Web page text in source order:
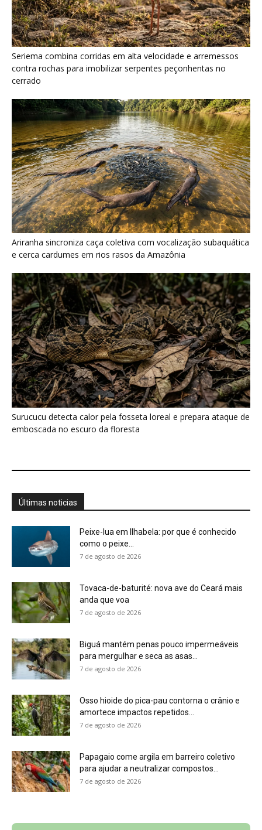
Ariranha sincroniza caça coletiva com vocalização subaquática
e cerca cardumes em rios rasos da Amazônia
Surucucu detecta calor pela fosseta loreal e prepara ataque de
emboscada no escuro da floresta
Últimas noticias
Peixe-lua em Ilhabela: por que é conhecido
como o peixe...
7 de agosto de 2026
Tovaca-de-baturité: nova ave do Ceará mais
anda que voa
7 de agosto de 2026
Osso hioide do pica-pau contorna o crânio e
7 de agosto de 2026
7 de agosto de 2026